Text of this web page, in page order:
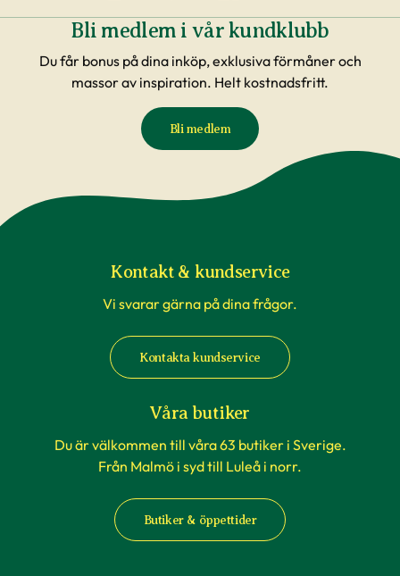
Bli medlem i vår kundklubb
Du får bonus på dina inköp, exklusiva förmåner och
massor av inspiration. Helt kostnadsfritt.
Bli medlem
Kontakt & kundservice
Vi svarar gärna på dina frågor.
Kontakta kundservice
Våra butiker
Du är välkommen till våra 63 butiker i Sverige.
Från Malmö i syd till Luleå i norr.
Butiker & öppettider